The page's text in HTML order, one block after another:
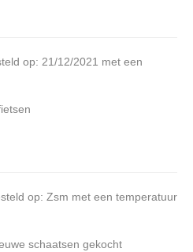
op: 21/12/2021 met een
op: Zsm met een temperatuur
schaatsen gekocht